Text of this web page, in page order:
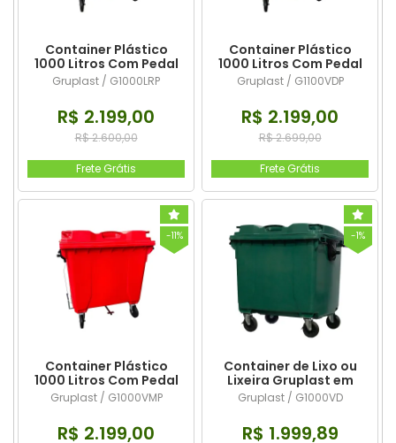
Container Plástico
1000 Litros Com Pedal
Laranja
Gruplast / G1000LRP
R$ 2.199,00
R$ 2.600,00
Frete Grátis
Container Plástico
1000 Litros Com Pedal
Verde
Gruplast / G1100VDP
R$ 2.199,00
R$ 2.699,00
Frete Grátis
-11%
Container Plástico
1000 Litros Com Pedal
Vermelho
Gruplast / G1000VMP
R$ 2.199,00
-1%
Container de Lixo ou
Lixeira Gruplast em
Plástico 1000L Verde
Gruplast / G1000VD
R$ 1.999,89